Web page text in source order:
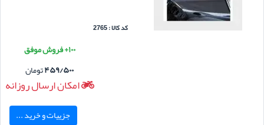
کد کالا : 2765
۱۰۰+ فروش موفق
۴۵۹/۵۰۰تومان
امکان ارسال روزانه
جزییات و خرید ...